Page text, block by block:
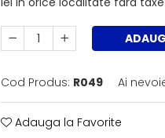
Cod Produs: R049 Ai
Adauga la Favorite